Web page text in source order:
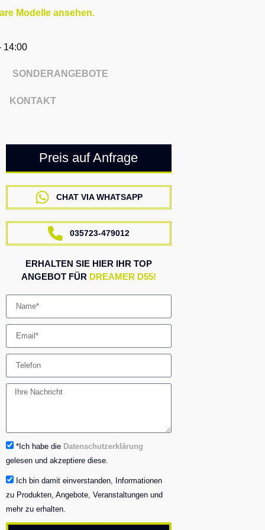
Modelle ansehen.
14:00
SONDERANGEBOTE
KONTAKT
Preis auf Anfrage
CHAT VIA WHATSAPP
035723-479012
ERHALTEN SIE HIER IHR TOP
ANGEBOT FÜR DREAMER D55!
*Ich habe die Datenschutzerklärung
gelesen und akzeptiere diese.
Ich bin damit einverstanden, Informationen
zu Produkten, Angebote, Veranstaltungen und
mehr zu erhalten.